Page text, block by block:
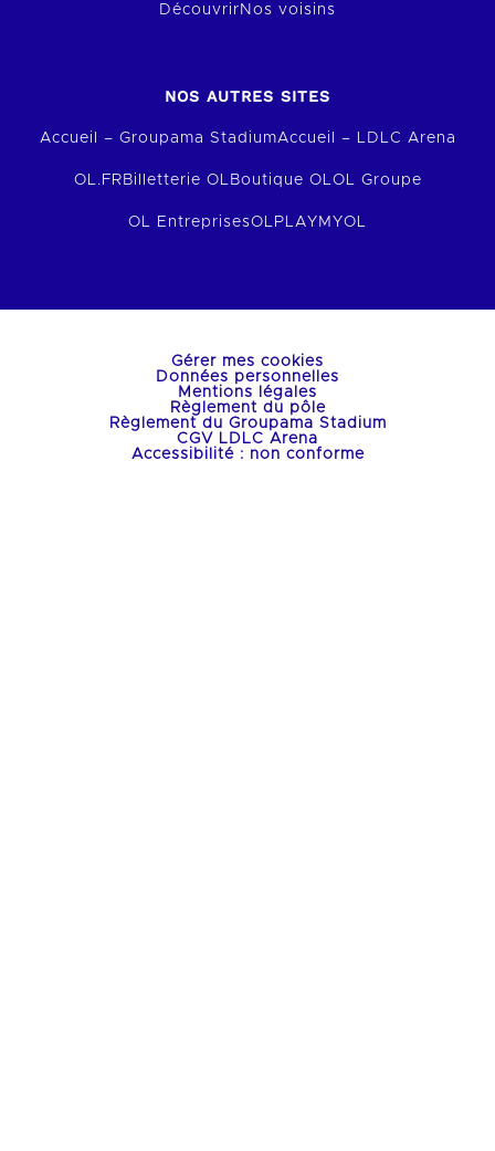
Découvrir Nos voisins
NOS AUTRES SITES
Accueil – Groupama StadiumAccueil – LDLC Arena
OL.FR Billetterie OL Boutique OLOL Groupe
OL EntreprisesOLPLAY MYOL
Gérer mes cookies
Données personnelles
Mentions légales
Règlement du pôle
Règlement du Groupama Stadium
CGV LDLC Arena
Accessibilité : non conforme